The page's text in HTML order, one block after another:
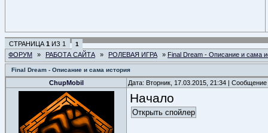
СТРАНИЦА 1 ИЗ 1 1
ФОРУМ » РАБОТА САЙТА » РОЛЕВАЯ ИГРА » Final Dream - Описание и сама
Final Dream - Описание и сама история
ChupMobil Дата: Вторник, 17.03.2015, 21:34 |
Начало